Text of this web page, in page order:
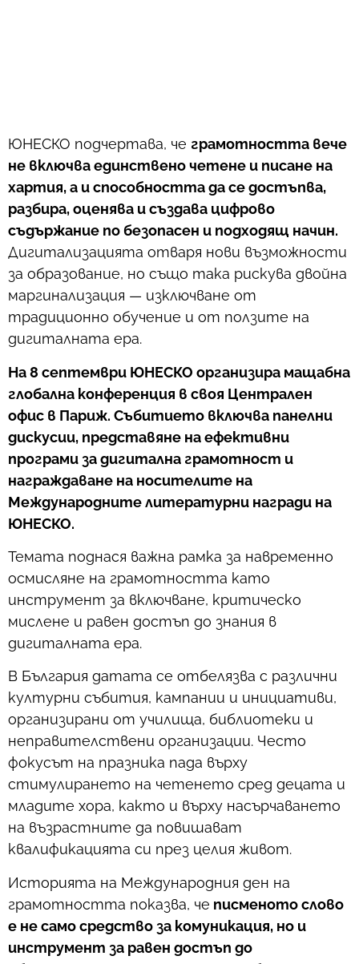
ЮНЕСКО подчертава, че грамотността вече
не включва единствено четене и писане на
хартия, а и способността да се достъпва,
разбира, оценява и създава цифрово
съдържание по безопасен и подходящ начин.
Дигитализацията отваря нови възможности
за образование, но също така рискува двойна
маргинализация — изключване от
традиционно обучение и от ползите на
дигиталната ера.
На 8 септември ЮНЕСКО организира мащабна
глобална конференция в своя Централен
офис в Париж. Събитието включва панелни
дискусии, представяне на ефективни
програми за дигитална грамотност и
награждаване на носителите на
Международните литературни награди на
ЮНЕСКО.
Темата поднася важна рамка за навременно
осмисляне на грамотността като
инструмент за включване, критическо
мислене и равен достъп до знания в
дигиталната ера.
В България датата се отбелязва с различни
културни събития, кампании и инициативи,
организирани от училища, библиотеки и
неправителствени организации. Често
фокусът на празника пада върху
стимулирането на четенето сред децата и
младите хора, както и върху насърчаването
на възрастните да повишават
квалификацията си през целия живот.
Историята на Международния ден на
грамотността показва, че писменото слово
е не само средство за комуникация, но и
инструмент за равен достъп до